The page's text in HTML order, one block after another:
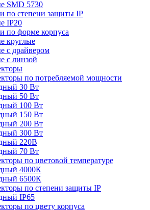
SMD 5730
по степени защиты IP
IP20
по форме корпуса
круглые
с драйвером
с линзой
по потребляемой мощности
30 Вт
50 Вт
100 Вт
150 Вт
200 Вт
300 Вт
220В
70 Вт
по цветовой температуре
4000К
6500К
по степени защиты IP
IP65
по цвету корпуса